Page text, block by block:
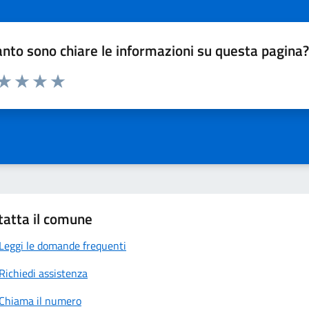
sono chiare le informazioni su questa pagina?
da 1 a 5 stelle la pagina
il comune
Leggi le domande frequenti
Richiedi assistenza
Chiama il numero